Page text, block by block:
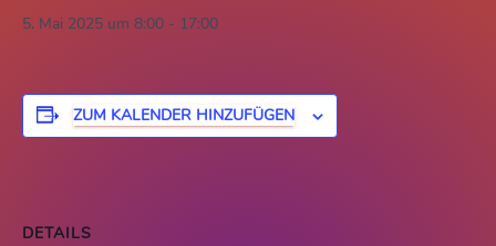
5. Mai 2025 um 8:00 - 17:00
ZUM KALENDER HINZUFÜGEN
DETAILS